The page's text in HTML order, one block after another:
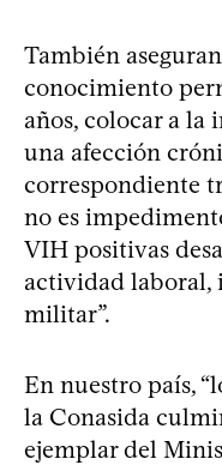
También
conocimiento
años, colocar a
una afección
correspondiente
no es
VIH positivas
actividad laboral,
militar”.
En nuestro país,
la Conasida
ejemplar del